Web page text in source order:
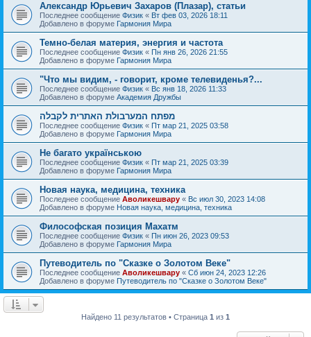
Александр Юрьевич Захаров (Плазар), статьи
Последнее сообщение Физик « Вт фев 03, 2026 18:11
Добавлено в форуме Гармония Мира
Темно-белая материя, энергия и частота
Последнее сообщение Физик « Пн янв 26, 2026 21:55
Добавлено в форуме Гармония Мира
"Что мы видим, - говорит, кроме телевиденья?...
Последнее сообщение Физик « Вс янв 18, 2026 11:33
Добавлено в форуме Академия Дружбы
מפתח המערבולת האתרית לקבלה
Последнее сообщение Физик « Пт мар 21, 2025 03:58
Добавлено в форуме Гармония Мира
Не багато українською
Последнее сообщение Физик « Пт мар 21, 2025 03:39
Добавлено в форуме Гармония Мира
Новая наука, медицина, техника
Последнее сообщение Аволикешвару « Вс июл 30, 2023 14:08
Добавлено в форуме Новая наука, медицина, техника
Философская позиция Махатм
Последнее сообщение Физик « Пн июн 26, 2023 09:53
Добавлено в форуме Гармония Мира
Путеводитель по "Сказке о Золотом Веке"
Последнее сообщение Аволикешвару « Сб июн 24, 2023 12:26
Добавлено в форуме Путеводитель по "Сказке о Золотом Веке"
Найдено 11 результатов • Страница 1 из 1